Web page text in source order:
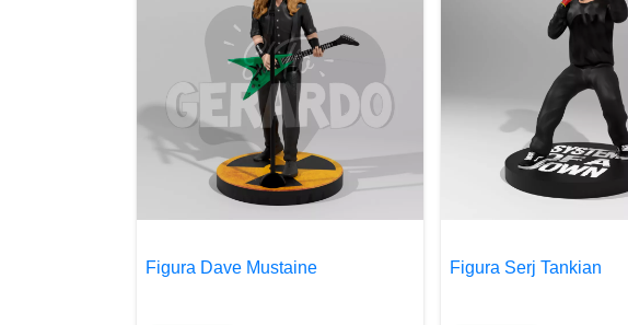
Figura Dave Mustaine Figura Serj Tankian